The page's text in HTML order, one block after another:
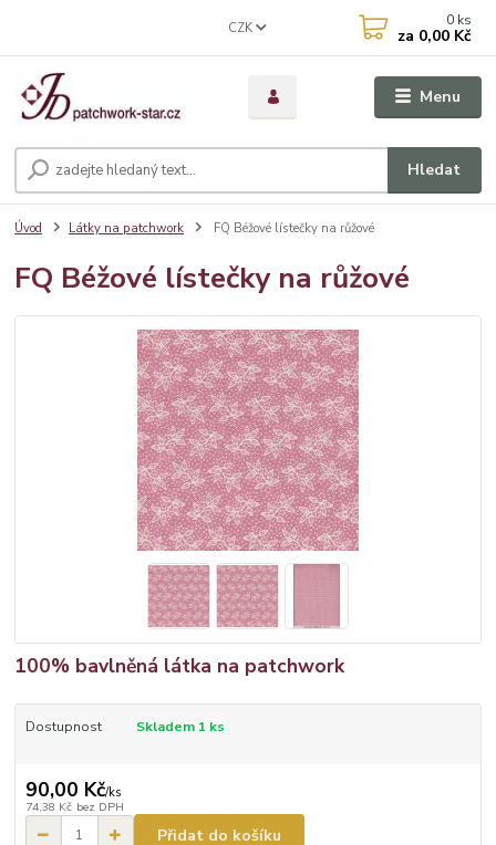
Menu
CZK
Hledat
0 ks
za 0,00 Kč
Úvod Látky na patchwork FQ Béžové lístečky na růžové
FQ Béžové lístečky na růžové
100% bavlněná látka na patchwork
Dostupnost Skladem 1 ks
90,00 Kč/ks
74,38 Kč bez DPH
Přidat do košíku